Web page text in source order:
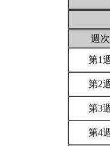
週次
第1週
第2週
第3週
第4週